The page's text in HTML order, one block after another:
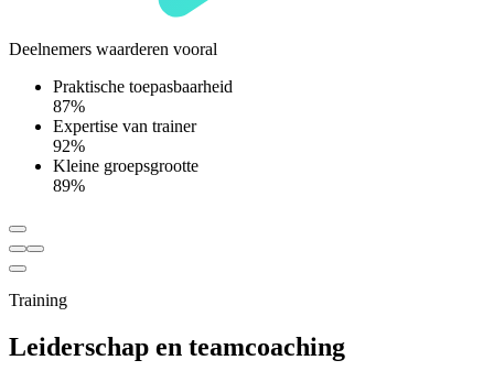
Deelnemers waarderen vooral
Praktische toepasbaarheid
87%
Expertise van trainer
92%
Kleine groepsgrootte
89%
Training
Leiderschap en teamcoaching